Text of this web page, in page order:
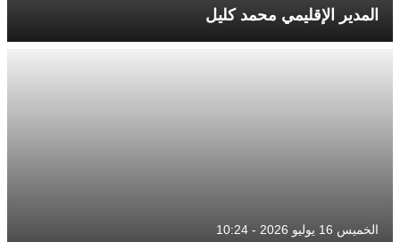
المدير الإقليمي محمد كليل
الخميس 16 يوليو 2026 - 10:24